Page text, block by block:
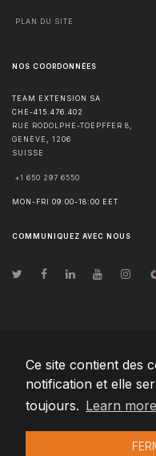
Ce site contient des
notification et elle
toujours. Learn more
PLAN DU SITE
NOS COORDONNÉES
TEAM EXTENSION SA
CHE-415.476.402
RUE RODOLPHE-TOEPFFER 8,
GENÈVE
1206
SUISSE
+1 650 297 6550
MON-FRI 09:00-18:00 EET
COMMUNIQUEZ AVEC NOUS
© Droits d'auteur2026 Team
Changelog● En utilisant ce site,